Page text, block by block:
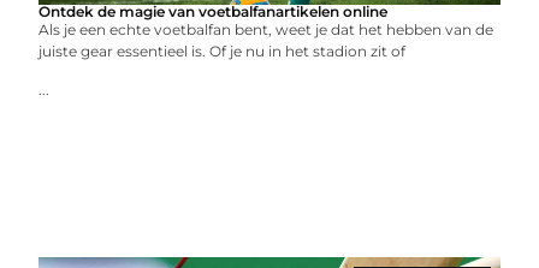
Ontdek de magie van voetbalfanartikelen online
Als je een echte voetbalfan bent, weet je dat het hebben van de
juiste gear essentieel is. Of je nu in het stadion zit of
...